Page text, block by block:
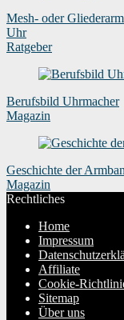
Mesh- oder
Uhr
Ratgeber
Berufsbild Uhrmacher
Magazin
Geschichte der
Magazin
Rechtliches
Home
Impressum
Affiliate
Cookie-
Sitemap
Über uns